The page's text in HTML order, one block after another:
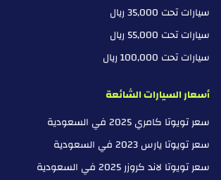
سيارات تحت 35,000 ريال
سيارات تحت 55,000 ريال
سيارات تحت 100,000 ريال
أسعار السيارات الشائعة
سعر تويوتا كامري 2025 في السعودية
سعر تويوتا يارس 2023 في السعودية
سعر تويوتا لاند كروزر 2025 في السعودية